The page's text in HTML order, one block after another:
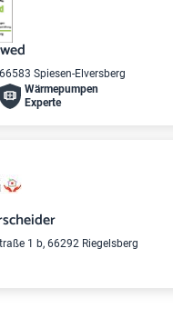
Spiesen-Elversberg
Wärme­pumpen
Experte
1 b, 66292 Riegelsberg